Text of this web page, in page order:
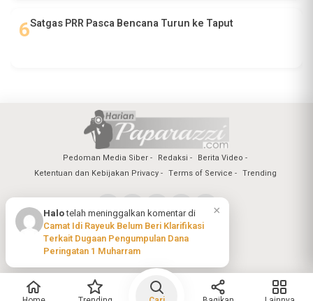
Satgas PRR Pasca Bencana Turun ke Taput
Pedoman Media Siber Redaksi
Berita Video
Ketentuan dan Kebijakan Privacy
Terms of Service Trending
Copyright @2026 Harian Paparazzi
All Rights Reserved
×
Halotelah meninggalkan komentar di
Camat Idi Rayeuk Belum Beri Klarifikasi
Terkait Dugaan Pengumpulan Dana
Peringatan 1 Muharram